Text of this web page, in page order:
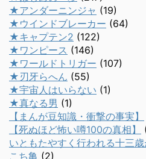
★アンダーニンジャ (19)
★ウインドブレーカー (64)
★キャプテン2 (122)
★ワンピース (146)
★ワールドトリガー (107)
★刃牙らへん (55)
★宇宙人はいらない (1)
★真なる男 (1)
【まんが豆知識・衝撃の事実】
【死ぬほど怖い噂100の真相】
いともたやすく行われる十三
こち亀 (2)